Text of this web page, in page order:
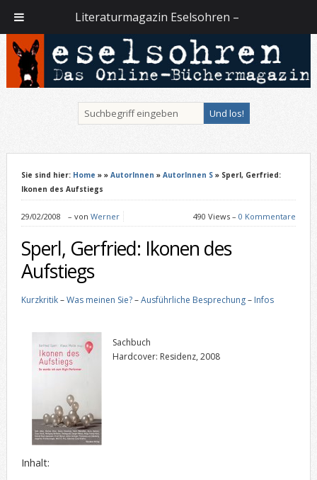
Sie sind hier: Home » » AutorInnen » AutorInnen S» Sperl, Gerfried:
Ikonen des Aufstiegs
29/02/2008 – von Werner 490 Views –0 Kommentare
Sperl, Gerfried: Ikonen des
Aufstiegs
Kurzkritik–Was meinen Sie?–Ausführliche Besprechung– Infos
Sachbuch
Hardcover: Residenz, 2008
Inhalt:
Literaturmagazin Eselsohren –